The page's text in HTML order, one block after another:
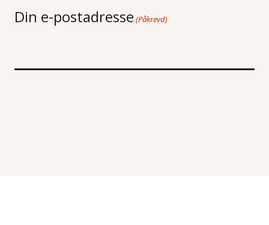
Din e-postadresse (Påkrevd)